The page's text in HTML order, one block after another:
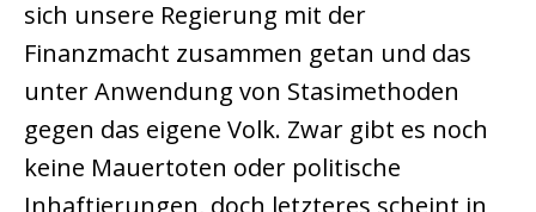
sich unsere Regierung mit der
Finanzmacht zusammen getan und das
unter Anwendung von Stasimethoden
gegen das eigene Volk. Zwar gibt es noch
keine Mauertoten oder politische
Inhaftierungen, doch letzteres scheint in